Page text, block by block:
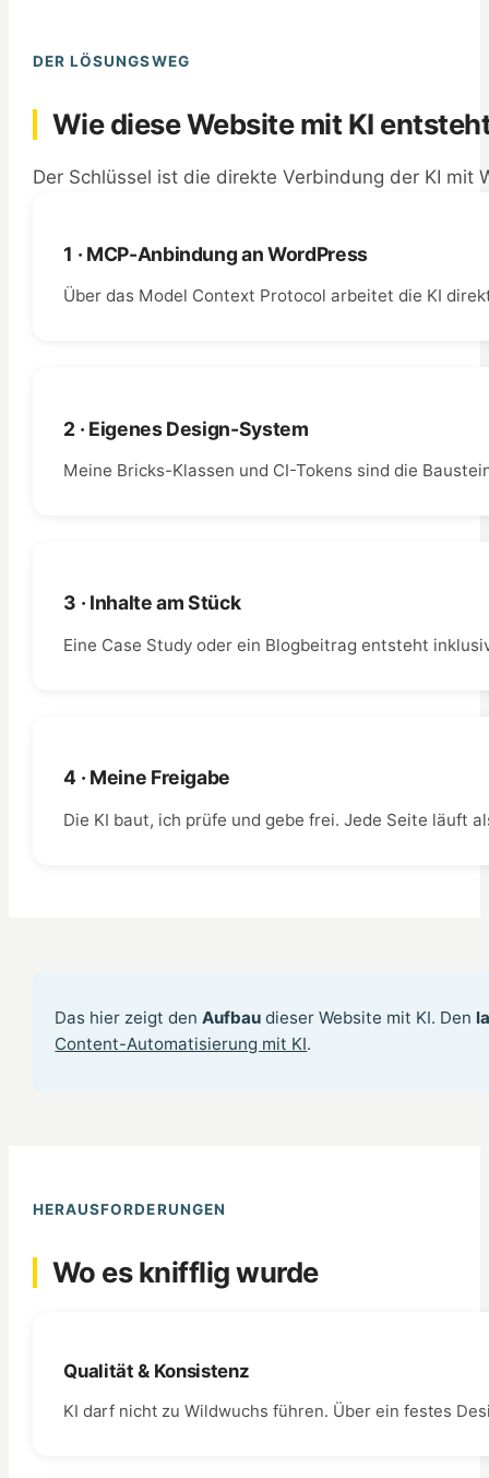
DER LÖSUNGSWEG
Wie diese Website mit KI
Der Schlüssel ist die direkte Verbindung der KI
1 · MCP-Anbindung an WordPress
Über das Model Context Protocol arbeitet die KI
2 · Eigenes Design-System
Meine Bricks-Klassen und CI-Tokens sind die
3 · Inhalte am Stück
Eine Case Study oder ein Blogbeitrag entsteht
4 · Meine Freigabe
Die KI baut, ich prüfe und gebe frei. Jede Seite läuft
Das hier zeigt denAufbau dieser Website mit KI. Den
Content-Automatisierung mit KI.
HERAUSFORDERUNGEN
Wo es knifflig wurde
Qualität & Konsistenz
KI darf nicht zu Wildwuchs führen. Über ein festes